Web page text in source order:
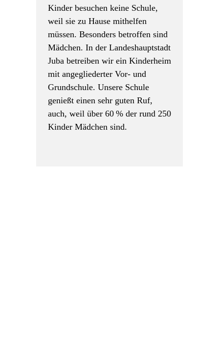
Kinder besuchen keine Schule,
weil sie zu Hause mithelfen
müssen. Besonders betroffen sind
Mädchen. In der Landeshauptstadt
Juba betreiben wir ein Kinderheim
mit angegliederter Vor- und
Grundschule. Unsere Schule
genießt einen sehr guten Ruf,
auch, weil über 60 % der rund 250
Kinder Mädchen sind.